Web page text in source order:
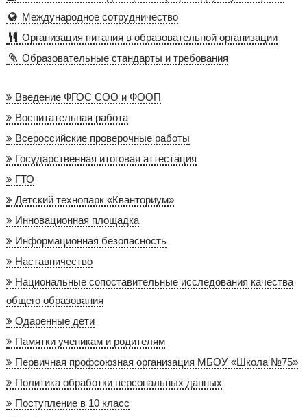
Международное сотрудничество
Организация питания в образовательной организации
Образовательные стандарты и требования
Введение ФГОС СОО и ФООП
Воспитательная работа
Всероссийские проверочные работы
Государственная итоговая аттестация
ГТО
Детский технопарк «Кванториум»
Инновационная площадка
Информационная безопасность
Наставничество
Национальные сопоставительные исследования качества
общего образования
Одаренные дети
Памятки ученикам и родителям
Первичная профсоюзная организация МБОУ «Школа №75»
Политика обработки персональных данных
Поступление в 10 класс